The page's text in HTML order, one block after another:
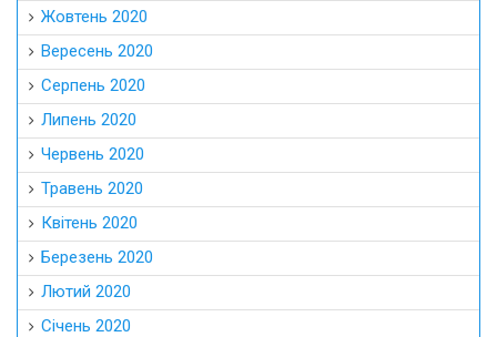
Жовтень 2020
Вересень 2020
Серпень 2020
Липень 2020
Червень 2020
Травень 2020
Квітень 2020
Березень 2020
Лютий 2020
Січень 2020